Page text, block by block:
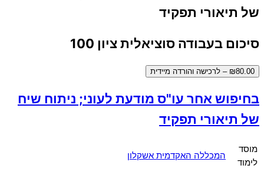
של תיאורי תפקיד
סיכום בעבודה סוציאלית ציון 100
₪80.00 – לרכישה והורדה מיידית
בחיפוש אחר עו"ס מודעת לעוני; ניתוח שיח
של תיאורי תפקיד
מוסד
לימוד
המכללה האקדמית אשקלון